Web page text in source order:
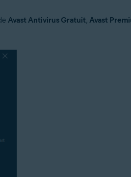
Avast Antivirus Gratuit, Avast